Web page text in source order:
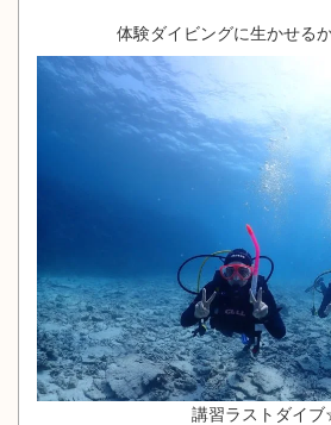
体験ダイビングに生かせる
講習ラストダイ